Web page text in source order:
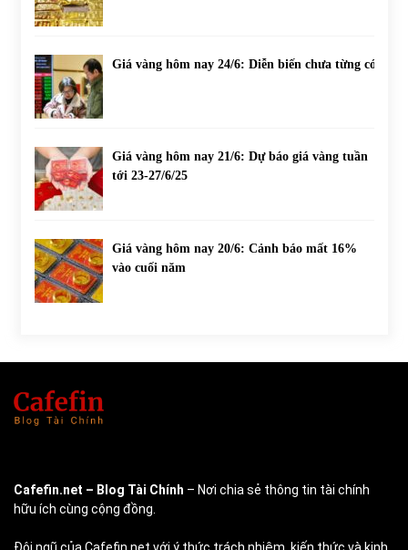
Giá vàng hôm nay 24/6: Diễn biến chưa từng có
Giá vàng hôm nay 21/6: Dự báo giá vàng tuần
tới 23-27/6/25
Giá vàng hôm nay 20/6: Cảnh báo mất 16%
vào cuối năm
Cafefin.net – Blog Tài Chính – Nơi chia sẻ thông tin tài chính
hữu ích cùng cộng đồng.